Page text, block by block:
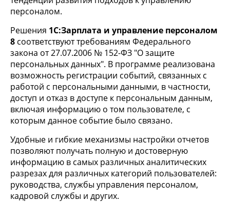
персоналом.
Решения 1С:Зарплата и управление персоналом
8 соответствуют требованиям Федерального
закона от 27.07.2006 № 152-ФЗ "О защите
персональных данных". В программе реализована
возможность регистрации событий, связанных с
работой с персональными данными, в частности,
доступ и отказ в доступе к персональным данным,
включая информацию о том пользователе, с
которым данное событие было связано.
Удобные и гибкие механизмы настройки отчетов
позволяют получать полную и достоверную
информацию в самых различных аналитических
разрезах для различных категорий пользователей:
руководства, службы управления персоналом,
кадровой службы и других.